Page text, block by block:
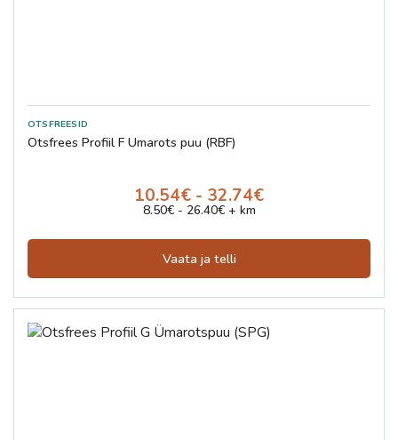
Otsfrees Profiil F Ümarots puu (RBF)
10.54€ - 32.74€
8.50€ - 26.40€ + km
Vaata ja telli